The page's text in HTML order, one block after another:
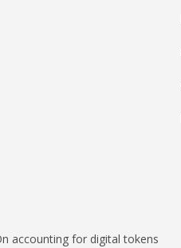
accounting for digital tokens